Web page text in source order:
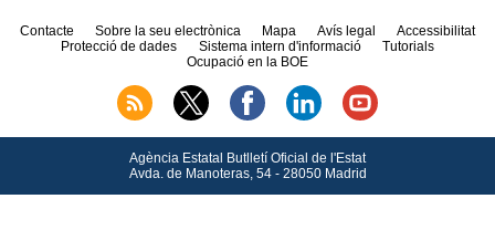
Contacte Sobre la seu electrònica Mapa Avís legal
Accessibilitat
Protecció de dades
Sistema intern d'informació
Tutorials
Ocupació en la BOE
Agència Estatal Butlletí Oficial de l'Estat
Avda.de Manoteras, 54 - 28050 Madrid